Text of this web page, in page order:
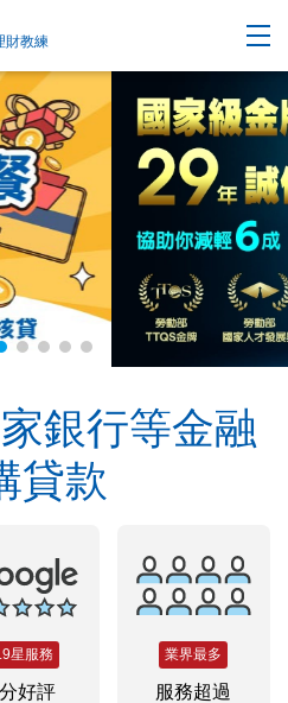
財教練
銀行等金融
貸款
星服務
好評
業界最多
服務超過